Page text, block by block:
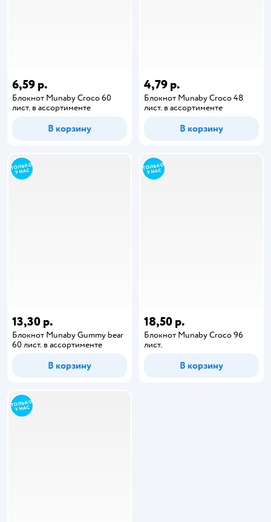
6,59 р.
Блокнот Munaby Croco 60
лист. в ассортименте
В корзину
4,79 р.
Блокнот Munaby Croco 48
лист. в ассортименте
В корзину
13,30 р.
Блокнот Munaby Gummy bear
60 лист. в ассортименте
В корзину
18,50 р.
Блокнот Munaby Croco 96
лист.
В корзину